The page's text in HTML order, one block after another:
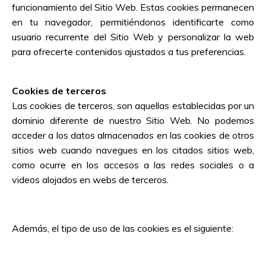
funcionamiento del Sitio Web. Estas cookies permanecen
en tu navegador, permitiéndonos identificarte como
usuario recurrente del Sitio Web y personalizar la web
para ofrecerte contenidos ajustados a tus preferencias.
Cookies de terceros
Las cookies de terceros, son aquellas establecidas por un
dominio diferente de nuestro Sitio Web. No podemos
acceder a los datos almacenados en las cookies de otros
sitios web cuando navegues en los citados sitios web,
como ocurre en los accesos a las redes sociales o a
videos alojados en webs de terceros.
Además, el tipo de uso de las cookies es el siguiente: